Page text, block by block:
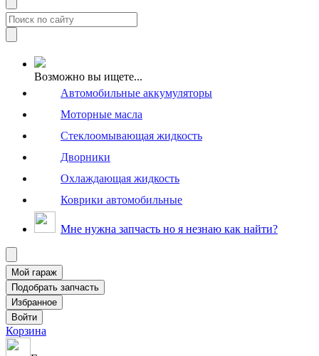
Возможно вы ищете...
Автомобильные аккумуляторы
Моторные масла
Стеклоомывающая жидкость
Дворники
Охлаждающая жидкость
Коврики автомобильные
Мне нужна запчасть но я незнаю как найти?
Корзина